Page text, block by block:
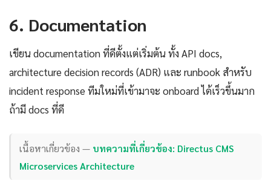
6. Documentation
เขียน documentation ที่ดีตั้งแต่เริ่มต้น ทั้ง API docs,
architecture decision records (ADR) และ runbook สำหรับ
incident response ทีมใหม่ที่เข้ามาจะ onboard ได้เร็วขึ้นมาก
ถ้ามี docs ที่ดี
เนื้อหาเกี่ยวข้อง — บทความที่เกี่ยวข้อง: Directus CMS
Microservices Architecture